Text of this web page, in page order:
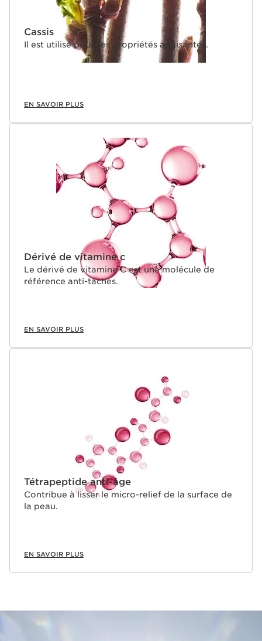
Cassis
Il est utilisé pour ses propriétés apaisantes.
EN SAVOIR PLUS
Dérivé de vitamine c
Le dérivé de vitamine C est une molécule de
référence anti-taches.
EN SAVOIR PLUS
Tétrapeptide anti-âge
Contribue à lisser le micro-relief de la surface de
la peau.
EN SAVOIR PLUS